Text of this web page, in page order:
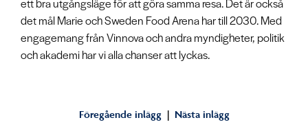
ett bra utgångsläge för att göra samma resa. Det är också
det mål Marie och Sweden Food Arena har till 2030. Med
engagemang från Vinnova och andra myndigheter, politik
och akademi har vi alla chanser att lyckas.
Föregående inlägg | Nästa inlägg»